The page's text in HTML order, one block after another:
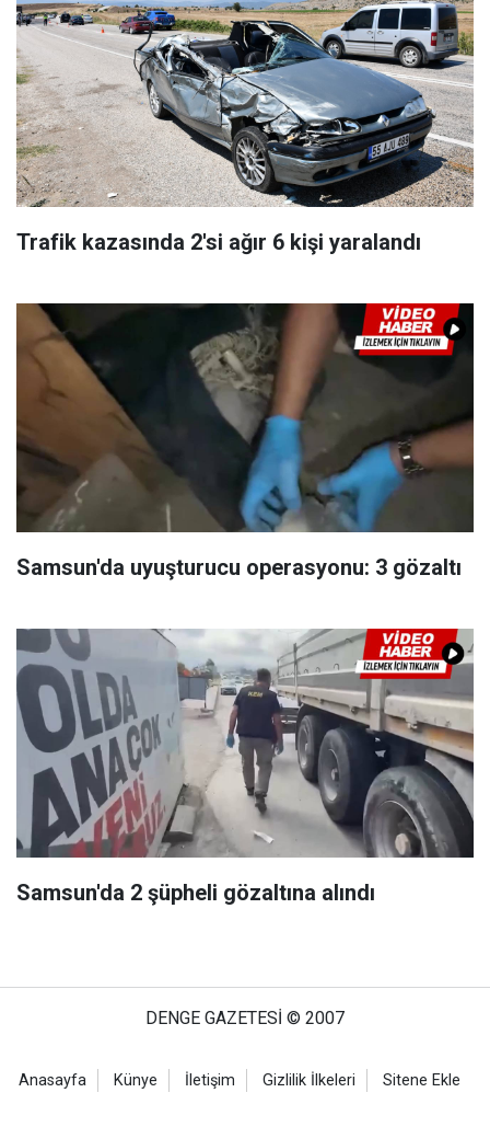
Trafik kazasında 2'si ağır 6 kişi yaralandı
Samsun'da uyuşturucu operasyonu: 3 gözaltı
Samsun'da 2 şüpheli gözaltına alındı
DENGE GAZETESİ © 2007
Anasayfa Künye İletişim Gizlilik İlkeleri Sitene Ekle